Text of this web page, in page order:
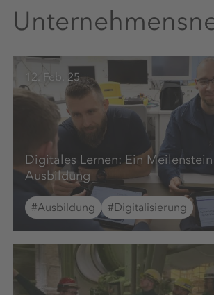
12. Feb. 25
Digitales Lernen: Ein
Ausbildung
#Ausbildung #Digitalisierung